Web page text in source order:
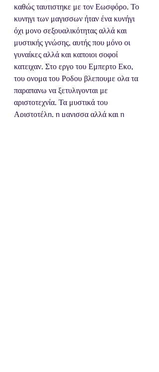
καθώς ταυτιστηκε με τον Εωσφόρο. Το
κυνηγι των μαγισσων ήταν ένα κυνήγι
όχι μονο σεξουαλικότητας αλλά και
μυστικής γνώσης, αυτής που μόνο οι
γυναίκες αλλά και καποιοι σοφοί
κατειχαν. Στο εργο του Εμπερτο Εκο,
του ονομα του Ροδου βλεπουμε ολα τα
παραπανω να ξετυλιγονται με
αριστοτεχνία. Τα μυστικά του
Αριστοτέλη, η μαγισσα αλλά και η